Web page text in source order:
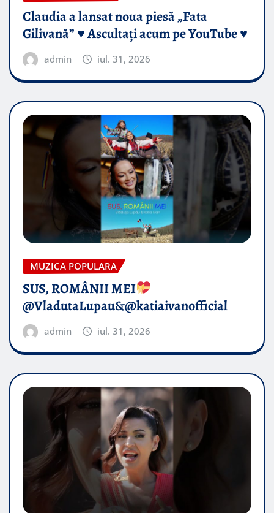
Claudia a lansat noua piesă „Fata
Gilivană” ♥️ Ascultați acum pe YouTube ♥️
admin iul. 31, 2026
MUZICA POPULARA
SUS, ROMÂNII MEI
@VladutaLupau&@katiaivanofficial
admin iul. 31, 2026